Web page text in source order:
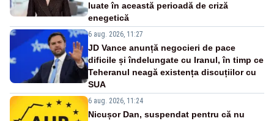
luate în această perioadă de criză
enegetică
6 aug. 2026, 11:27
JD Vance anunță negocieri de pace
dificile și îndelungate cu Iranul, în timp ce
Teheranul neagă existența discuțiilor cu
SUA
6 aug. 2026, 11:24
Nicușor Dan, suspendat pentru că nu